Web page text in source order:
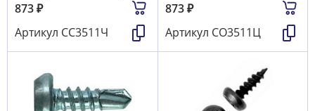
873₽
Артикул СС3511Ч
873₽
Артикул СО3511Ц